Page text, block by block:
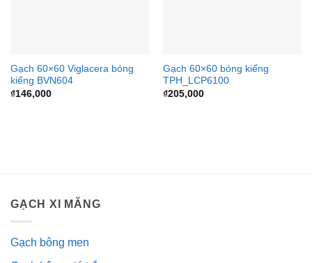
Gạch 60×60 Viglacera bóng
kiếng BVN604
₫146,000
Gạch 60×60 bóng kiếng
TPH_LCP6100
₫205,000
GẠCH XI MĂNG
Gạch bông men